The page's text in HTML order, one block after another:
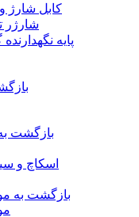
کابل شارژ
شارژر
پایه
بازگشت
اسکاچ و
بازگشت به